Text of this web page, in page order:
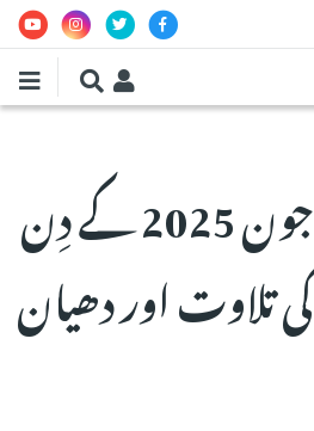
آج مورخہ 26 جون 2025 کے دِن
تلاوت اور دھیان